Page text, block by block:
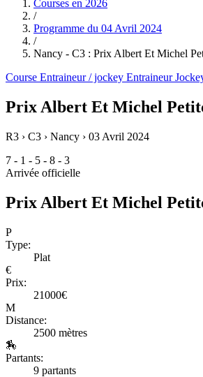
Courses en 2026
/
Programme du 04 Avril 2024
/
Nancy - C3 : Prix Albert Et Michel
Course Entraineur / jockey Entraineur
Prix Albert Et Michel
R3 › C3 › Nancy › 03 Avril 2024
7 - 1 - 5 - 8 - 3
Arrivée officielle
Prix Albert Et Michel
P
Type:
Plat
€
Prix:
21000€
M
Distance:
2500 mètres
🏇
Partants:
9 partants